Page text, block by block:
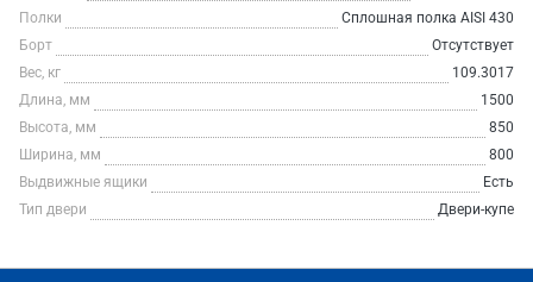
Полки
Сплошная полка AISI 430
Борт
Отсутствует
Вес, кг
109.3017
Длина, мм
1500
Высота, мм
850
Ширина, мм
800
Выдвижные ящики
Есть
Тип двери
Двери-купе